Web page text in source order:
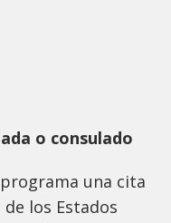
o consulado
una cita
los Estados